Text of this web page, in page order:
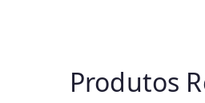
Produtos